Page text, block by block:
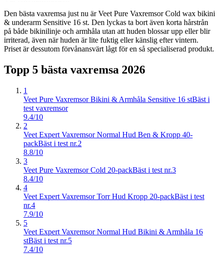
Den bästa vaxremsa just nu är Veet Pure Vaxremsor Cold wax bikini
& underarm Sensitive 16 st. Den lyckas ta bort även korta hårstrån
på både bikinilinje och armhåla utan att huden blossar upp eller blir
irriterad, även när huden är lite fuktig eller känslig efter vintern.
Priset är dessutom förvånansvärt lågt för en så specialiserad produkt.
Topp 5 bästa vaxremsa 2026
1
Veet Pure Vaxremsor Bikini & Armhåla Sensitive 16 stBäst i
test vaxremsor
9.4/10
2
Veet Expert Vaxremsor Normal Hud Ben & Kropp 40-
packBäst i test nr.2
8.8/10
3
Veet Pure Vaxremsor Cold 20-packBäst i test nr.3
8.4/10
4
Veet Expert Vaxremsor Torr Hud Kropp 20-packBäst i test
nr.4
7.9/10
5
Veet Expert Vaxremsor Normal Hud Bikini & Armhåla 16
stBäst i test nr.5
7.4/10